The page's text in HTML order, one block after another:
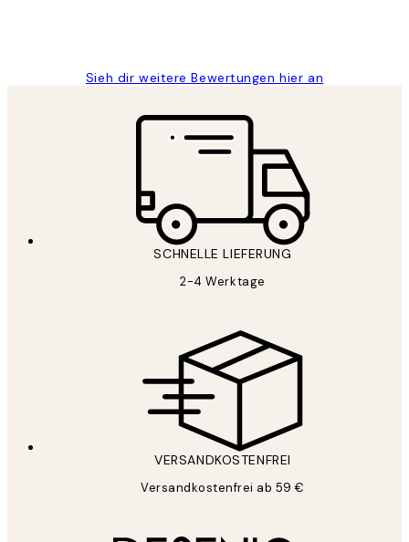
Sieh dir weitere Bewertungen hier an
SCHNELLE LIEFERUNG
2-4 Werktage
VERSANDKOSTENFREI
Versandkostenfrei ab 59 €